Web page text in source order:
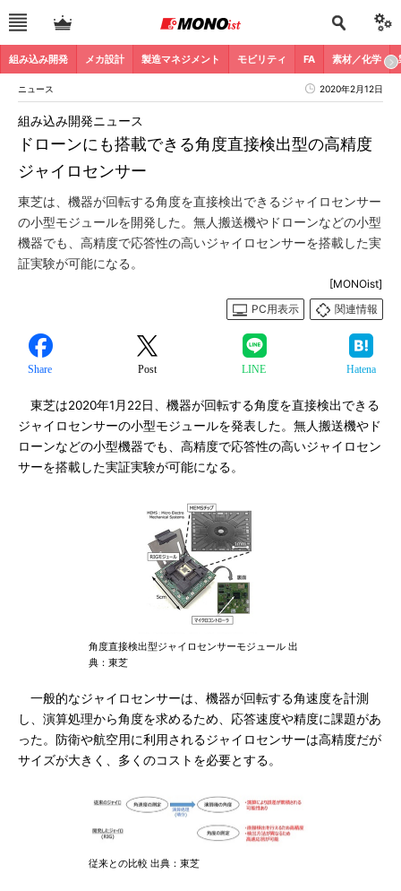
組み込み開発 メカ設計 製造マネジメント モビリティ FA 素材／化学
ニュース 2020年2月12日
ドローンにも搭載できる角度直接検出型の高精度
ジャイロセンサー
組み込み開発ニュース
東芝は、機器が回転する角度を直接検出できるジャイロセンサー
の小型モジュールを開発した。無人搬送機やドローンなどの小型
機器でも、高精度で応答性の高いジャイロセンサーを搭載した実
証実験が可能になる。
[MONOist]
PC用表示
関連情報
Share Post LINE Hatena
東芝は2020年1月22日、機器が回転する角度を直接検出できる
ジャイロセンサーの小型モジュールを発表した。無人搬送機やド
ローンなどの小型機器でも、高精度で応答性の高いジャイロセン
サーを搭載した実証実験が可能になる。
角度直接検出型ジャイロセンサーモジュール 出
典：東芝
一般的なジャイロセンサーは、機器が回転する角速度を計測
し、演算処理から角度を求めるため、応答速度や精度に課題があ
った。防衛や航空用に利用されるジャイロセンサーは高精度だが
サイズが大きく、多くのコストを必要とする。
従来との比較 出典：東芝